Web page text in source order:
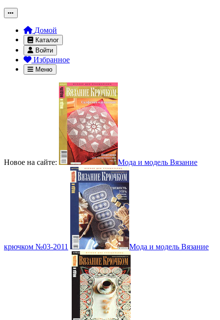
Домой
Каталог
Войти
Избранное
Меню
Новое на сайте: Мода и модель Вязание
крючком №03-2011 Мода и модель Вязание